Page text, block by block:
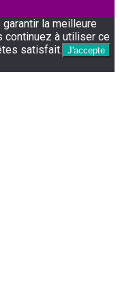
la meilleure
continuez à utiliser ce
satisfait. J'accepte